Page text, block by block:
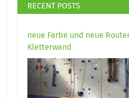
RECENT POSTS
neue Farbe und neue
Kletterwand